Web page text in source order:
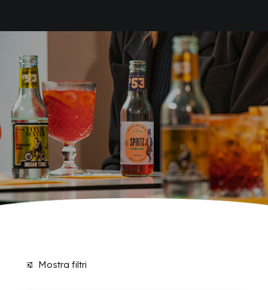
HOME
AZIENDA
BRAND
ANTICA RICETTA SICILIANA
ANTICA RICETTA SICILIANA ZERO
BIO SICILIA
BIZ BITTER
CHIOSCHÌ
CHIOSCHÌ LE SELEZIONI
CHIOSCHÌ ZERO
POLARA 53
P53 ZERO ALCOL
VIVÌO
TONÌ
Home Tonì
Mostra filtri